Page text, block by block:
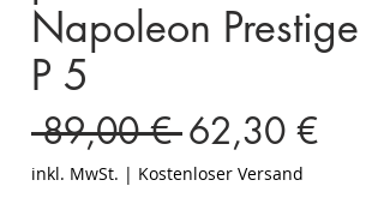
Napoleon Prestige
P 5
89,00 € Standardpreis
62,30 €Sale-
inkl. MwSt. | Kostenloser Versand